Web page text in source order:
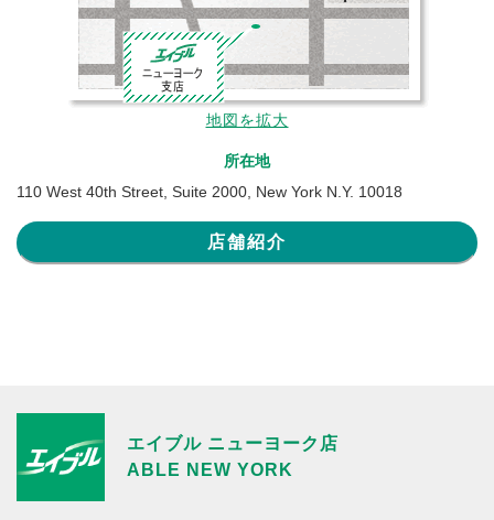
地図を拡大
所在地
110 West 40th Street, Suite 2000, New York N.Y. 10018
店舗紹介
エイブル ニューヨーク店
ABLE NEW YORK